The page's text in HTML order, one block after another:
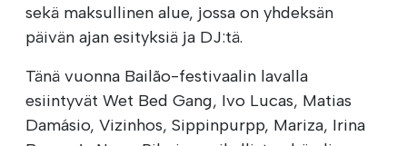
sekä maksullinen alue, jossa on yhdeksän
päivän ajan esityksiä ja DJ:tä.
Tänä vuonna Bailão-festivaalin lavalla
esiintyvät Wet Bed Gang, Ivo Lucas, Matias
Damásio, Vizinhos, Sippinpurpp, Mariza, Irina